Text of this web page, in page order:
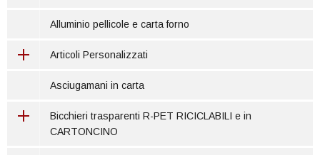
Alluminio pellicole e carta forno
Articoli Personalizzati
Asciugamani in carta
Bicchieri trasparenti R-PET RICICLABILI e in
CARTONCINO